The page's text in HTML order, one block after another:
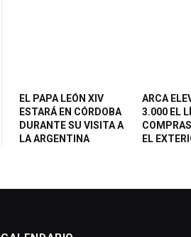
EL PAPA LEÓN XIV
ESTARÁ EN CÓRDOBA
DURANTE SU VISITA A
LA ARGENTINA
ARCA
3.000 EL
EL